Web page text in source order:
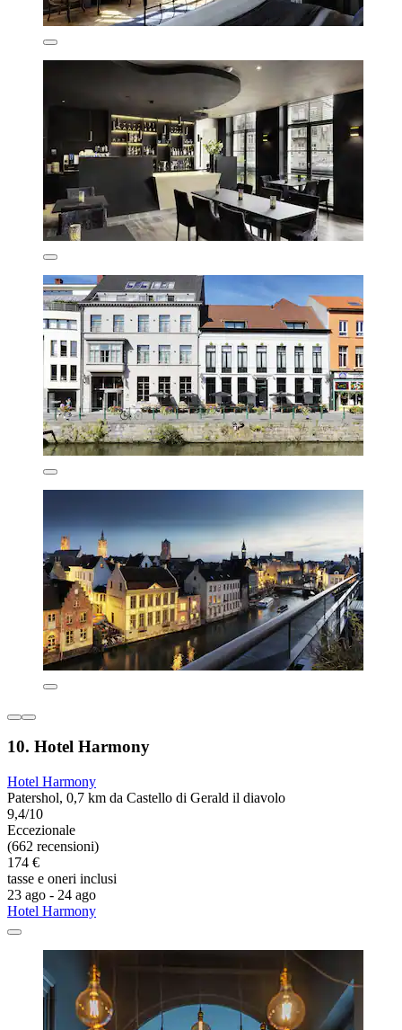
10. Hotel Harmony
Hotel Harmony
Patershol, 0,7 km da Castello di Gerald il diavolo
9,4/10
Eccezionale
(662 recensioni)
174 €
tasse e oneri inclusi
23 ago - 24 ago
Hotel Harmony